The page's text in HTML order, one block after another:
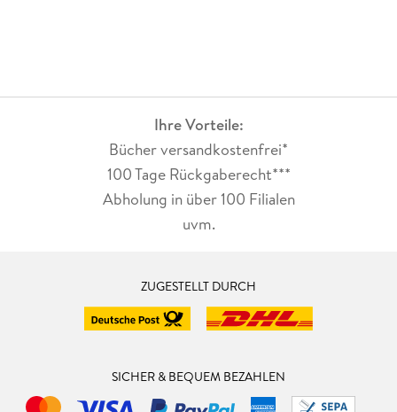
Ihre Vorteile:
Bücher versandkostenfrei*
100 Tage Rückgaberecht***
Abholung in über 100 Filialen
uvm.
ZUGESTELLT DURCH
SICHER & BEQUEM BEZAHLEN